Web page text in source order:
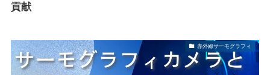
貢献
赤外線サーモグラフィ